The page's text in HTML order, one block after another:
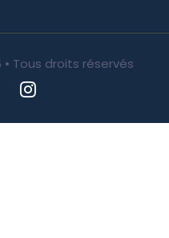
• Tous droits réservés